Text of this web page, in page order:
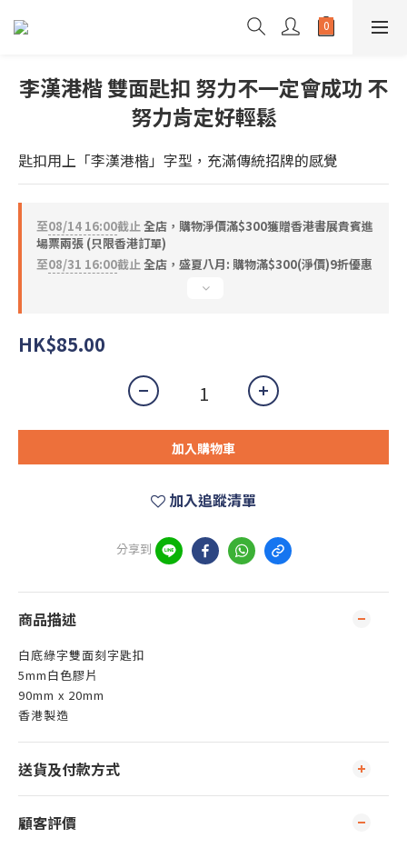
李漢港楷 雙面匙扣 努力不一定會成功 不
努力肯定好輕鬆
匙扣用上「李漢港楷」字型，充滿傳統招牌的感覺
至08/14 16:00截止全店，購物淨價滿$300獲贈香港書展貴賓進
場票兩張 (只限香港訂單)
至08/31 16:00截止全店，盛夏八月: 購物滿$300(淨價)9折優惠
HK$85.00
加入購物車
加入追蹤清單
分享到
商品描述
白底綠字雙面刻字匙扣
5mm白色膠片
90mm x 20mm
香港製造
送貨及付款方式
顧客評價